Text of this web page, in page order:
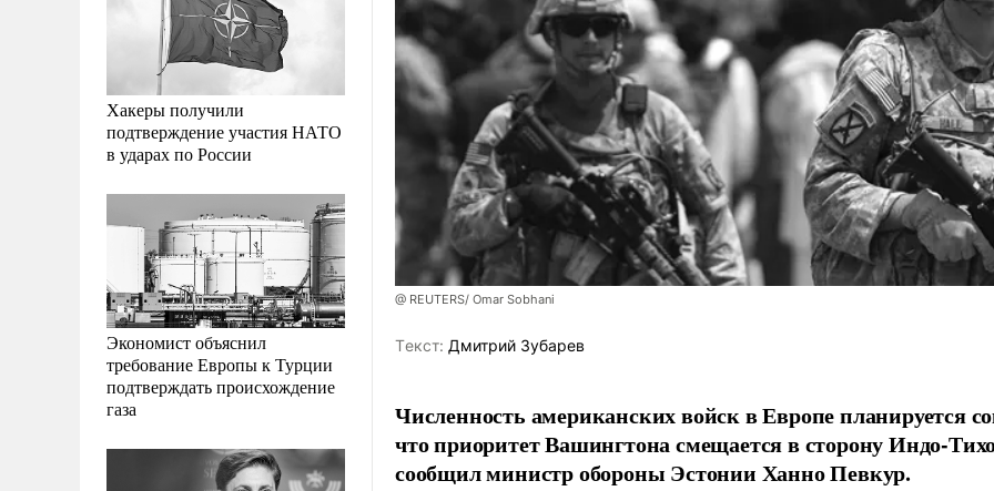
Хакеры получили
подтверждение участия НАТО
в ударах по России
Экономист объяснил
требование Европы к Турции
подтверждать происхождение
газа
@ REUTERS/ Omar Sobhani
Tекст: Дмитрий Зубарев
Численность американских войск в Европе планируется
что приоритет Вашингтона смещается в сторону Индо-
сообщил министр обороны Эстонии Ханно Певкур.